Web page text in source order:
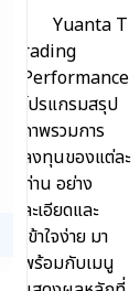
Yuanta T
rading
Performance
โปรแกรมสรุป
ภาพรวมการ
ลงทุนของแต่ละ
ท่าน อย่าง
ละเอียดและ
เข้าใจง่าย มา
พร้อมกับเมนู